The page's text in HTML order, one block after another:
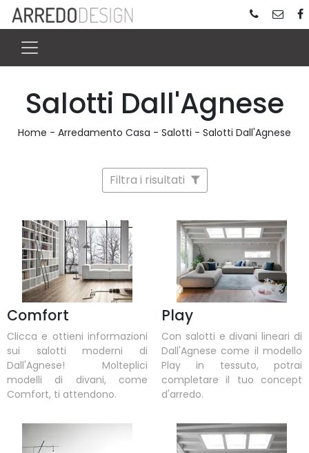
Salotti Dall'Agnese
Home - Arredamento Casa - Salotti - Salotti Dall'Agnese
Filtra i risultati
Comfort
Clicca e ottieni informazioni
sui salotti moderni di
Dall'Agnese! Molteplici
modelli di divani, come
Comfort, ti attendono.
Play
Con salotti e divani lineari di
Dall'Agnese come il modello
Play in tessuto, potrai
completare il tuo concept
d'arredo.